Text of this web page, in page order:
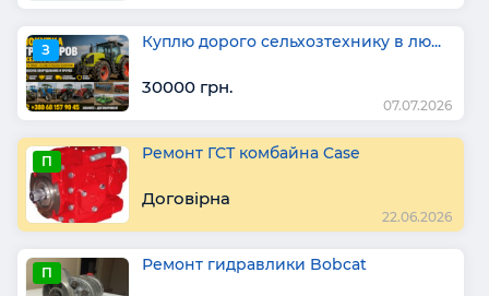
З Куплю дорого сельхозтехнику в лю...
30000 грн.
07.07.2026
П Ремонт ГСТ комбайна Case
Договірна
22.06.2026
П Ремонт гидравлики Bobcat